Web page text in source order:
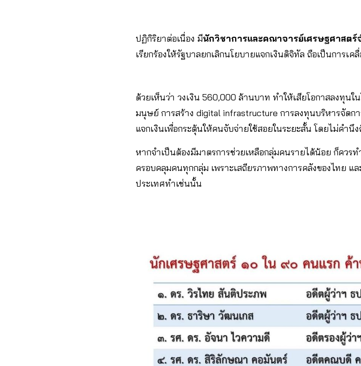
ปฏิกิริยาต่อเนื่อง มีนักวิชาการและคณาจารย์เศรษฐศาสต
เรียกร้องให้รัฐบาลยกเลิกนโยบายแจกเงินดิจิทัล ถือเป็นการเ
ด้วยเห็นว่า วงเงิน 560,000 ล้านบาท ทำให้เสียโอกาสลงทุน
มนุษย์ การสร้าง digital infrastructure การลงทุนบริหารจัดก
แจกเงินเพื่อกระตุ้นให้คนจับจ่ายใช้สอยในระยะสั้น โดยไม่คำนึ
หากจำเป็นต้องมีมาตรการช่วยเหลือกลุ่มคนรายได้น้อย ก็ควรท
ครอบคลุมคนทุกกลุ่ม เพราะเสถียรภาพทางการคลังของไทย แ
ประเทศทำเช่นนั้น